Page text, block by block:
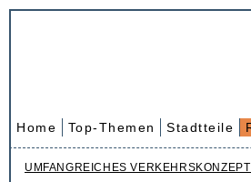
Home Top-Themen Stadtteile
UMFANGREICHES